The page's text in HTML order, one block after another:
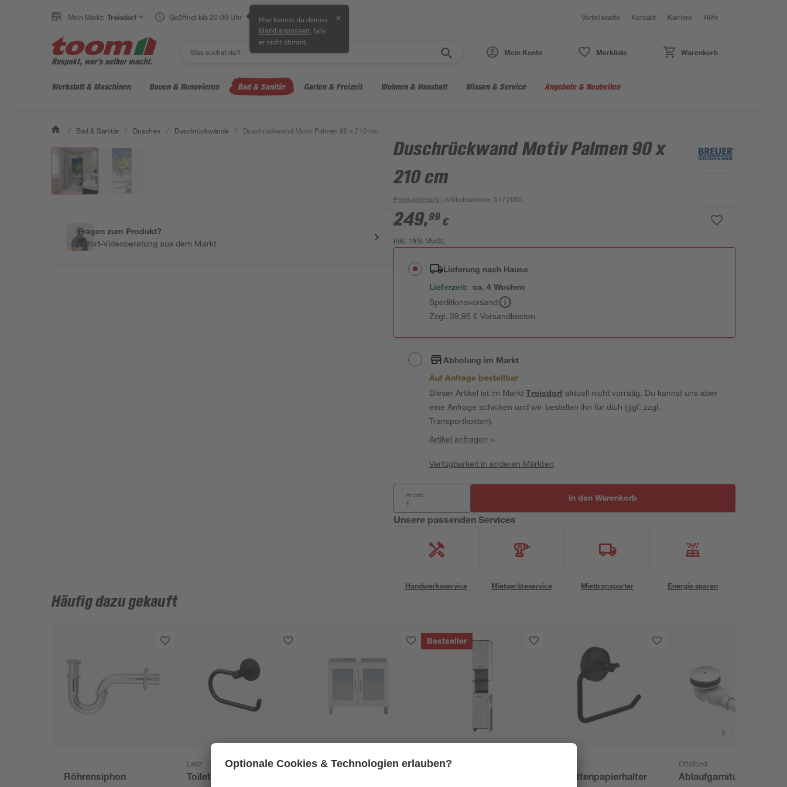
Mein Markt: Troisdorf Geöffnet bis 20:00 Uhr Hier kannst du deinen
Markt anpassen , falls
er nicht stimmt.
✕ Vorteilskarte Kontakt Karriere Hilfe
Mein Konto Merkliste Warenkorb
Werkstatt & Maschinen Bauen & Renovieren Bad & Sanitär Garten & Freizeit Wohnen & Haushalt Wissen & Service Angebote & Neuheiten
/ Bad & Sanitär / Duschen / Duschrückwände / Duschrückwand Motiv Palmen 90 x 210 cm
Fragen zum Produkt?
Sofort-Videoberatung aus dem Markt
Duschrückwand Motiv Palmen 90 x
210 cm
Produktdetails | Artikelnummer: 5172065
249,99 €
inkl. 19% MwSt.
Lieferung nach Hause
Lieferzeit: ca. 4 Wochen
Speditionsversand
Zzgl. 39,95 € Versandkosten
Abholung im Markt
Auf Anfrage bestellbar
Dieser Artikel ist im MarktTroisdorfaktuell nicht vorrätig. Du kannst uns aber
eine Anfrage schicken und wir bestellen ihn für dich (ggf. zzgl.
Transportkosten).
Artikel anfragen >
Verfügbarkeit in anderen Märkten
Anzahl: In den Warenkorb
Unsere passenden Services
Handwerksservice Mietgeräteservice Miettransporter Energie sparen
Häufig dazu gekauft
Röhrensiphon
Lenz
Toilettenpapierhalter
Trendteam
Bestseller
Trendteam
Toilettenpapierhalter
Ottofond
Ablaufgarnitur 'Tasso'